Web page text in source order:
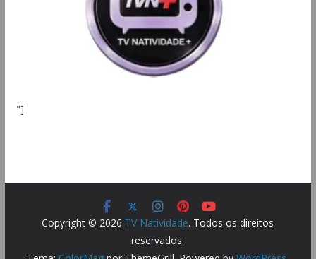
"]
Copyright © 2026 TV Natividade. Todos os direitos
reservados.